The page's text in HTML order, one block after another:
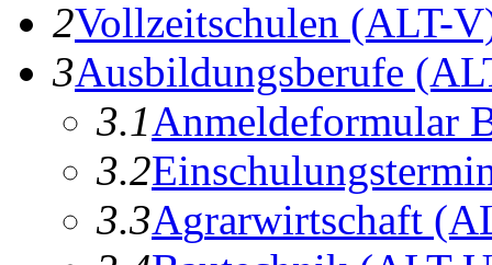
2Vollzeitschulen (ALT-
3Ausbildungsberufe
3.1Anmeldeformular
3.2E
3.3Agrarwirtschaft